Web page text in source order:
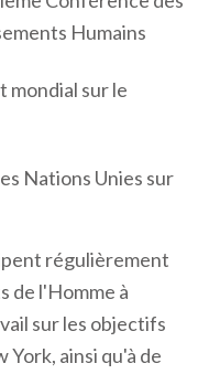
Humains
mondial sur le
Nations Unies sur
régulièrement
de l'Homme à
sur les objectifs
ainsi qu'à de